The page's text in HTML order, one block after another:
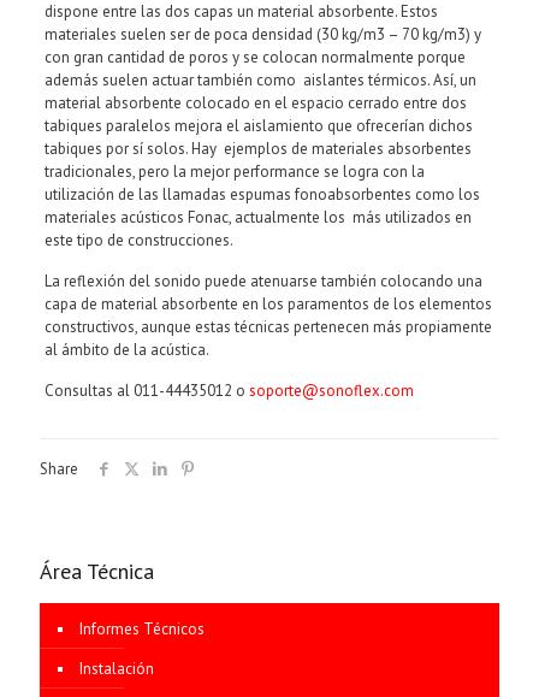
dispone entre las dos capas un material absorbente. Estos
materiales suelen ser de poca densidad (30 kg/m3 – 70 kg/m3) y
con gran cantidad de poros y se colocan normalmente porque
además suelen actuar también como aislantes térmicos. Así, un
material absorbente colocado en el espacio cerrado entre dos
tabiques paralelos mejora el aislamiento que ofrecerían dichos
tabiques por sí solos. Hay ejemplos de materiales absorbentes
tradicionales, pero la mejor performance se logra con la
utilización de las llamadas espumas fonoabsorbentes como los
materiales acústicos Fonac, actualmente los más utilizados en
este tipo de construcciones.
La reflexión del sonido puede atenuarse también colocando una
capa de material absorbente en los paramentos de los elementos
constructivos, aunque estas técnicas pertenecen más propiamente
al ámbito de la acústica.
Consultas al 011-44435012 o soporte@sonoflex.com
Share
Área Técnica
Informes Técnicos
Instalación